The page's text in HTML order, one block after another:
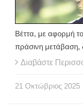
Βέττα, με αφορμή
πράσινη μετάβαση,
Διαβάστε
21 Οκτώβριος 2025